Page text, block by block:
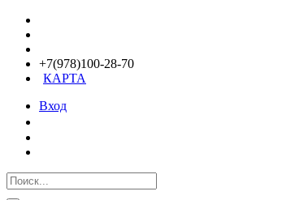
+7(978)100-28-70
КАРТА
Вход